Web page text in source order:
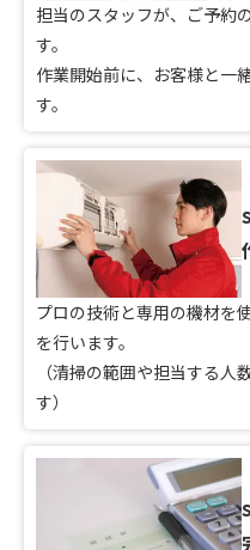
担当のスタッフが、ご予約
す。
作業開始前に、お客様と一
す。
プロの技術と専用の機材を
を行います。
（清掃の範囲や担当する
す）